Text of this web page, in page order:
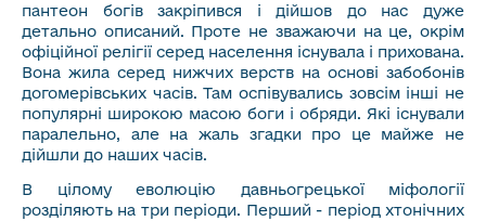
пантеон богів закріпився і дійшов до нас дуже
детально описаний. Проте не зважаючи на це, окрім
офіційної релігії серед населення існувала і прихована.
Вона жила серед нижчих верств на основі забобонів
догомерівських часів. Там оспівувались зовсім інші не
популярні широкою масою боги і обряди. Які існували
паралельно, але на жаль згадки про це майже не
дійшли до наших часів.
В цілому еволюцію давньогрецької міфології
розділяють на три періоди. Перший - період хтонічних